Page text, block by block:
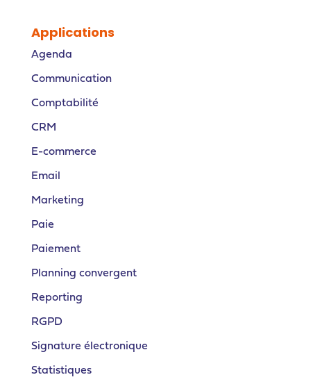
Applications
Agenda
Communication
Comptabilité
CRM
E-commerce
Email
Marketing
Paie
Paiement
Planning convergent
Reporting
RGPD
Signature électronique
Statistiques